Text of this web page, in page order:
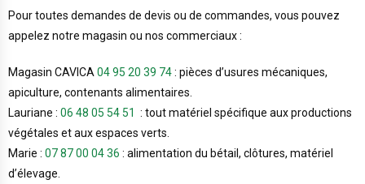
Pour toutes demandes de devis ou de commandes, vous pouvez
appelez notre magasin ou nos commerciaux :
Magasin CAVICA 04 95 20 39 74: pièces d’usures mécaniques,
apiculture, contenants alimentaires.
Lauriane : 06 48 05 54 51 : tout matériel spécifique aux productions
végétales et aux espaces verts.
Marie : 07 87 00 04 36 : alimentation du bétail, clôtures, matériel
d’élevage.